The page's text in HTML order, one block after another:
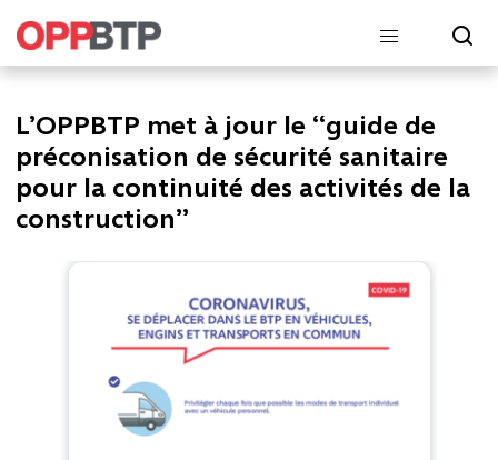
L’OPPBTP met à jour le “guide de
préconisation de sécurité sanitaire
pour la continuité des activités de la
construction”